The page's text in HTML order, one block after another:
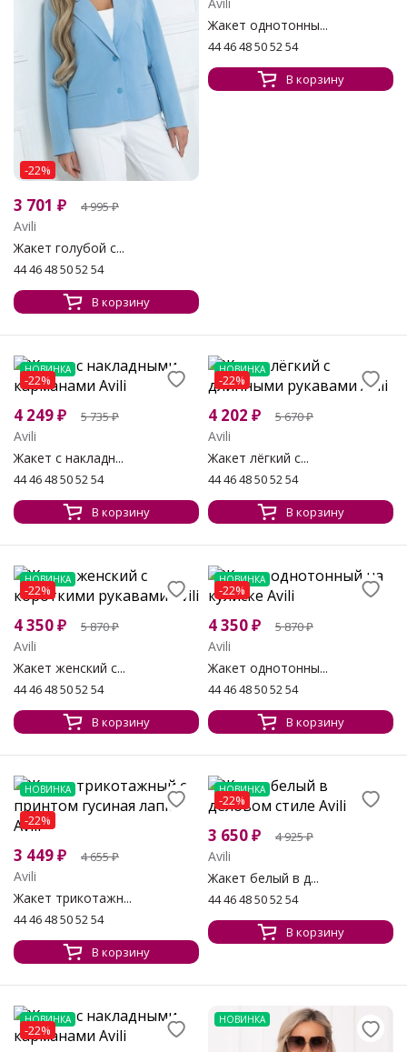
-22%
3 701 ₽ 4 995₽
Avili
Жакет голубой с...
44 46 48 50 52 54
В корзину
Жакет однотонны...
44 46 48 50 52 54
В корзину
НОВИНКА
-22%
4 249₽ 5 735₽
Avili
Жакет с накладн...
44 46 48 50 52 54
В корзину
НОВИНКА
-22%
4 202 ₽ 5 670₽
Avili
Жакет лёгкий с...
44 46 48 50 52 54
В корзину
НОВИНКА
-22%
4 350₽ 5 870₽
Avili
Жакет женский с...
44 46 48 50 52 54
В корзину
НОВИНКА
-22%
4 350₽ 5 870₽
Avili
Жакет однотонны...
44 46 48 50 52 54
В корзину
НОВИНКА
-22%
3 449₽ 4 655₽
Avili
Жакет трикотажн...
44 46 48 50 52 54
В корзину
НОВИНКА
-22%
3 650₽ 4 925₽
Avili
Жакет белый в д...
44 46 48 50 52 54
В корзину
НОВИНКА
-22%
НОВИНКА